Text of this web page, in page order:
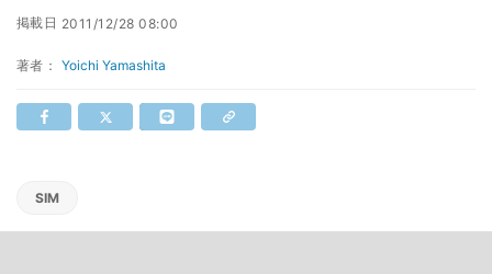
掲載日 2011/12/28 08:00
著者： Yoichi Yamashita
SIM